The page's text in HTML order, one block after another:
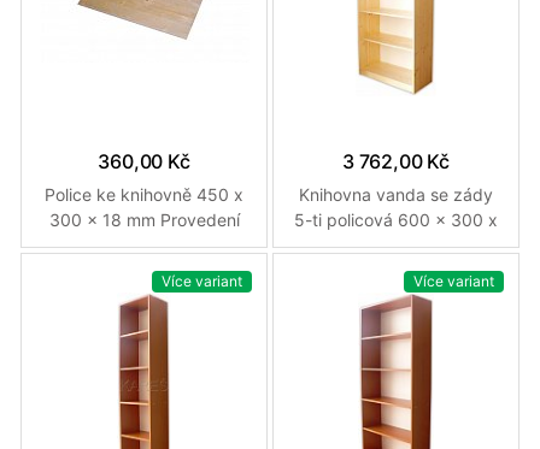
360,00 Kč
Police ke knihovně 450 x
300 x 18 mm Provedení
přírodní
3 762,00 Kč
Knihovna vanda se zády
5-ti policová 600 x 300 x
1840 mm Přírodní
Více variant Více variant